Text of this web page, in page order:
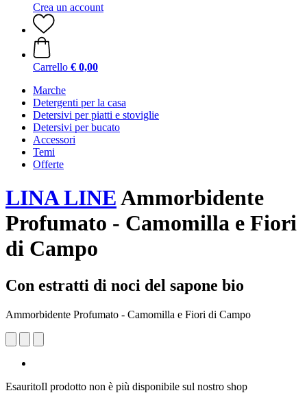
Crea un account
Carrello € 0,00
Marche
Detergenti per la casa
Detersivi per piatti e stoviglie
Detersivi per bucato
Accessori
Temi
Offerte
LINA LINEAmmorbidente
Profumato - Camomilla e Fiori
di Campo
Con estratti di noci del sapone bio
Ammorbidente Profumato - Camomilla e Fiori di Campo
EsauritoIl prodotto non è più disponibile sul nostro shop